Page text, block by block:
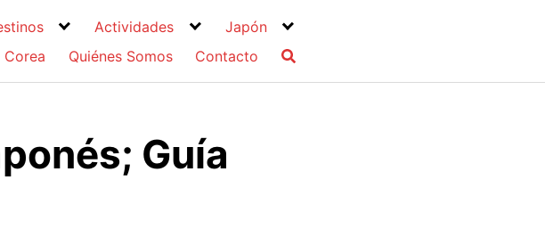
Actividades
Japón
Corea Quiénes Somos Contacto
Guía